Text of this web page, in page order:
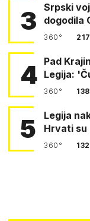
3
Srpski
dogodila
360°
4 Pad
Legija:
360°
5
Legija
Hrvati su
360°